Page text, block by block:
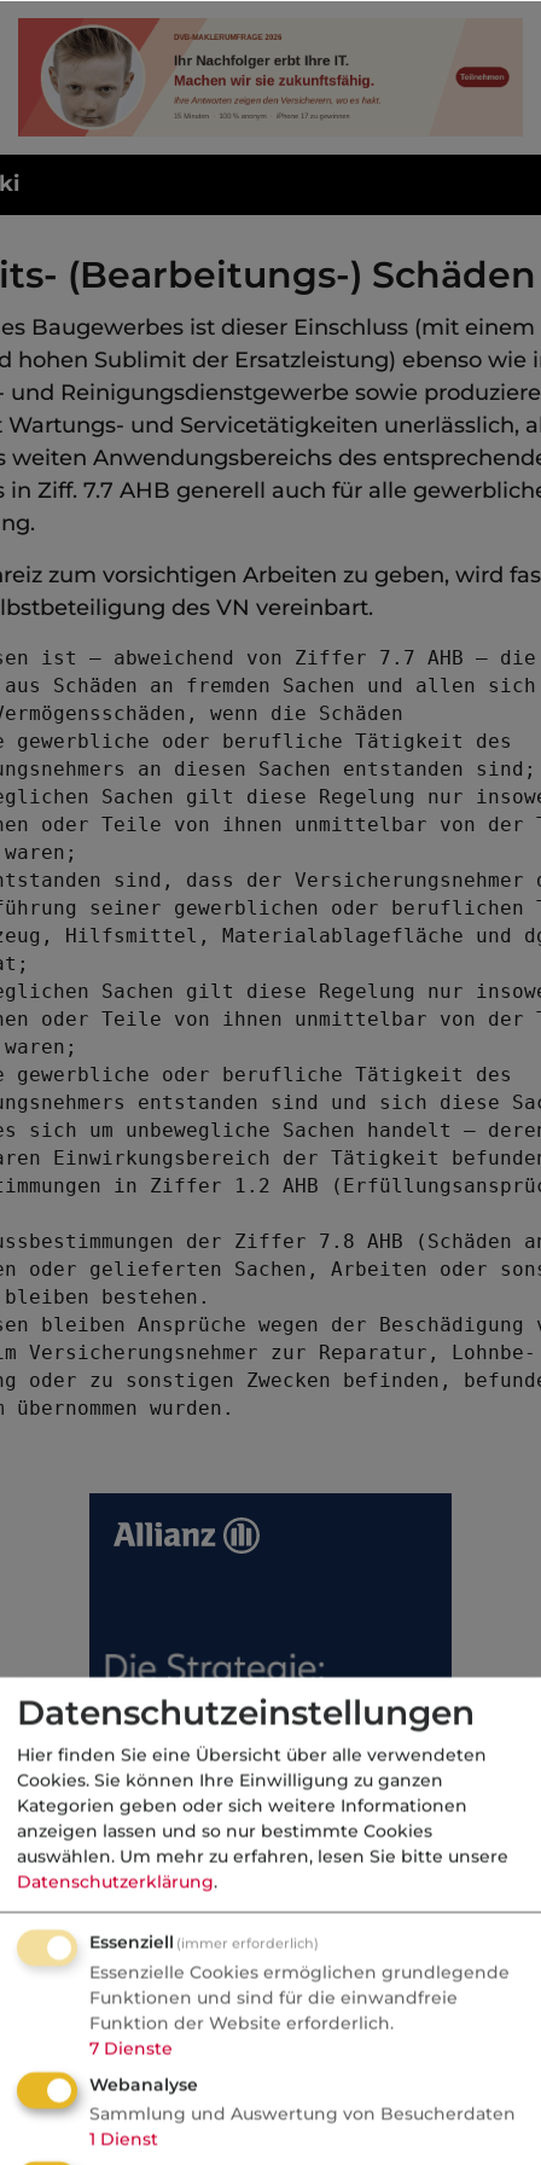
(Bearbeitungs-) Schäden
Baugewerbes ist dieser Einschluss (mit einem
hohen Sublimit der Ersatzleistung) ebenso wie
und Reinigungsdienstgewerbe sowie
und Servicetätigkeiten unerlässlich,
weiten Anwendungsbereichs des
in Ziff. 7.7 AHB generell auch für alle
zum vorsichtigen Arbeiten zu geben, wird
des VN vereinbart.
ist – abweichend von Ziffer 7.7 AHB –
Schäden an fremden Sachen und allen
wenn die Schäden
gewerbliche oder berufliche Tätigkeit des
an diesen Sachen entstanden
Sachen gilt diese Regelung nur
oder Teile von ihnen unmittelbar von der
sind, dass der Versicherungsnehmer
seiner gewerblichen oder beruflichen
Hilfsmittel, Materialablagefläche und
Sachen gilt diese Regelung nur
oder Teile von ihnen unmittelbar von der
gewerbliche oder berufliche Tätigkeit des
entstanden sind und sich diese
sich um unbewegliche Sachen handelt –
Einwirkungsbereich der Tätigkeit
in Ziffer 1.2 AHB
der Ziffer 7.8 AHB (Schäden
oder gelieferten Sachen, Arbeiten oder
bestehen.
bleiben Ansprüche wegen der
Versicherungsnehmer zur Reparatur,
oder zu sonstigen Zwecken befinden,
Datenschutzeinstellungen
Hier finden Sie eine Übersicht über alle verwendeten
Cookies. Sie können Ihre Einwilligung zu ganzen
Kategorien geben oder sich weitere Informationen
anzeigen lassen und so nur bestimmte Cookies
auswählen. Um mehr zu erfahren, lesen Sie bitte unsere
Datenschutzerklärung.
Essenziell (immer erforderlich)
Essenzielle Cookies ermöglichen grundlegende
Funktionen und sind für die einwandfreie
Funktion der Website erforderlich.
7 Dienste
Webanalyse
Sammlung und Auswertung von Besucherdaten
1 Dienst